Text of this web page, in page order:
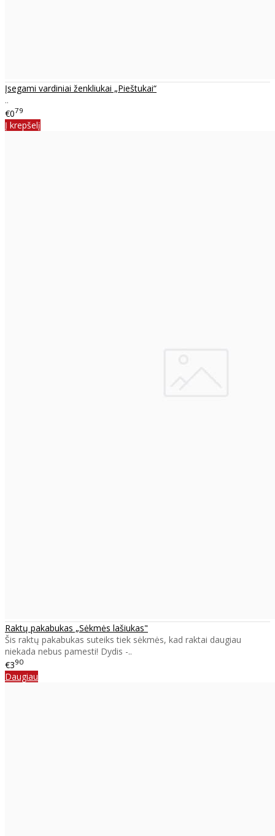
Įsegami vardiniai ženkliukai „Pieštukai“
..
€079
Į krepšelį
Raktų pakabukas „Sėkmės lašiukas"
Šis raktų pakabukas suteiks tiek sėkmės, kad raktai daugiau
niekada nebus pamesti! Dydis -..
€390
Daugiau